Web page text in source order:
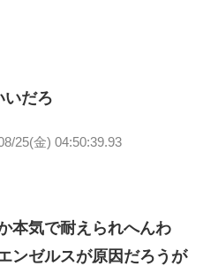
いだろ
25(金) 04:50:39.93
本気で耐えられへんわ
ンゼルスが原因だろうが